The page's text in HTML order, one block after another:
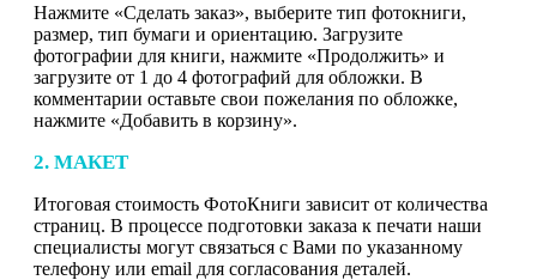
Нажмите «Сделать заказ», выберите тип фотокниги,
размер, тип бумаги и ориентацию. Загрузите
фотографии для книги, нажмите «Продолжить» и
загрузите от 1 до 4 фотографий для обложки. В
комментарии оставьте свои пожелания по обложке,
нажмите «Добавить в корзину».
2. МАКЕТ
Итоговая стоимость ФотоКниги зависит от количества
страниц. В процессе подготовки заказа к печати наши
специалисты могут связаться с Вами по указанному
телефону или email для согласования деталей.